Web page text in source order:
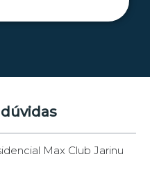
Max Club Jarinu